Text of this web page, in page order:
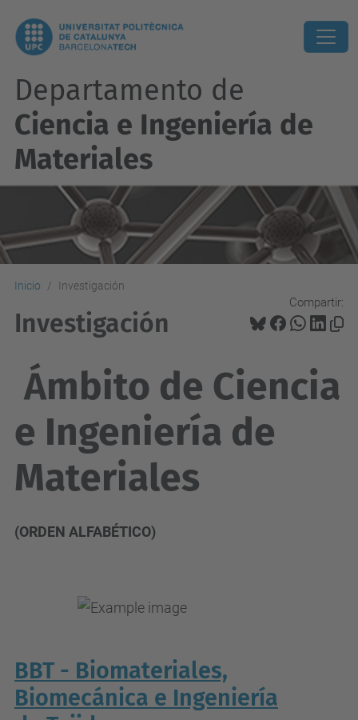
Departamento de
Ciencia e Ingeniería de
Materiales
Inicio Investigación
Compartir:
Investigación
Ámbito de Ciencia
e Ingeniería de
Materiales
(ORDEN ALFABÉTICO)
BBT - Biomateriales,
Biomecánica e Ingeniería